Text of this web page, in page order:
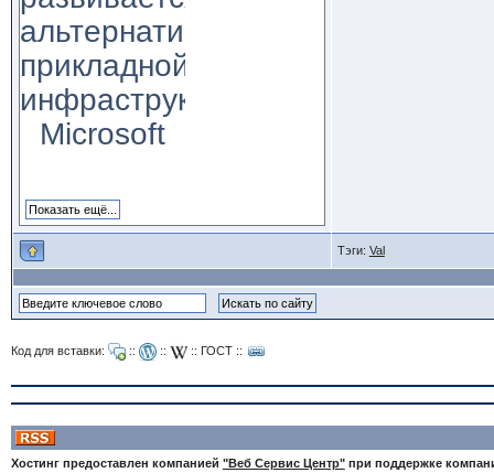
альтернатива
прикладной
инфраструктуре
Microsoft
Тэги: Val
Код для вставки: :: :: :: ГОСТ::
Хостинг предоставлен компанией "Веб Сервис Центр"при поддержке